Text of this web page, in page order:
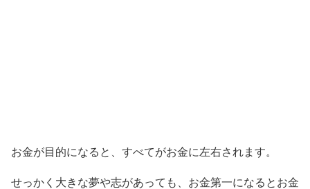
お金が目的になると、すべてがお金に左右されます。
せっかく大きな夢や志があっても、お金第一になるとお金